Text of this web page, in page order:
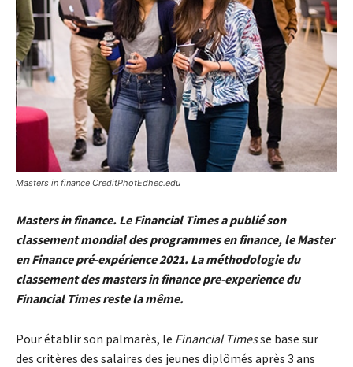
Masters in finance CreditPhotEdhec.edu
Masters in finance. Le Financial Times a publié son
classement mondial des programmes en finance, le Master
en Finance pré-expérience 2021. La méthodologie du
classement des masters in finance pre-experience du
Financial Times reste la même.
Pour établir son palmarès, le Financial Timesse base sur
des critères des salaires des jeunes diplômés après 3 ans